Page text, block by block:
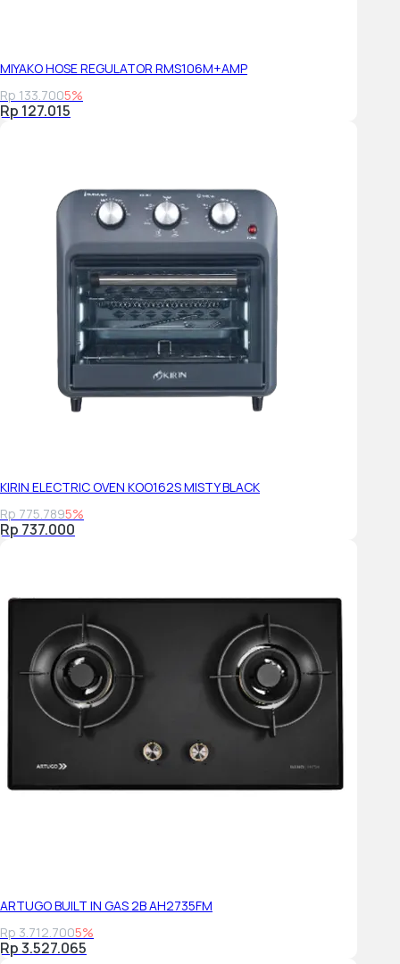
MIYAKO HOSE REGULATOR RMS106M+AMP
Rp 133.7005%
Rp 127.015
KIRIN ELECTRIC OVEN KOO162S MISTY BLACK
Rp 775.7895%
Rp 737.000
ARTUGO BUILT IN GAS 2B AH2735FM
Rp 3.712.7005%
Rp 3.527.065